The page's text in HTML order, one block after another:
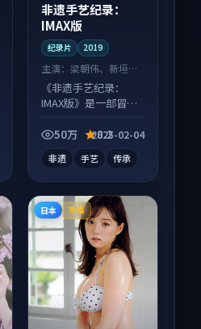
非遗手艺纪录：
IMAX版
纪录片 2019
主演：梁朝伟、新垣结
衣 等
《非遗手艺纪录：
IMAX版》是一部冒险
元素齐全，观感爽快
50万 8.2
2025-02-04
非遗 手艺 传承
日本 热播